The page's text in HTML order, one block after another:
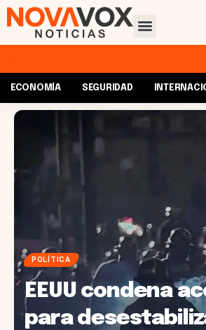
ECONOMÍA SEGURIDAD
POLÍTICA
EEUU condena
para